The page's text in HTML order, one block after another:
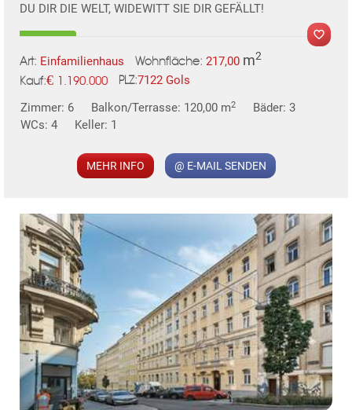
KLIS
DU DIR DIE WELT, WIDEWITT SIE DIR GEFÄLLT!
Art: Einfamilienhaus Wohnfläche: 217,00 m2
Kauf:€ 1.190.000 PLZ:7122 Gols
Zimmer: 6
Balkon/Terrasse: 120,00 m2
Bäder: 3
WCs: 4
Keller: 1
MEHR INFO @ E-MAIL SENDEN